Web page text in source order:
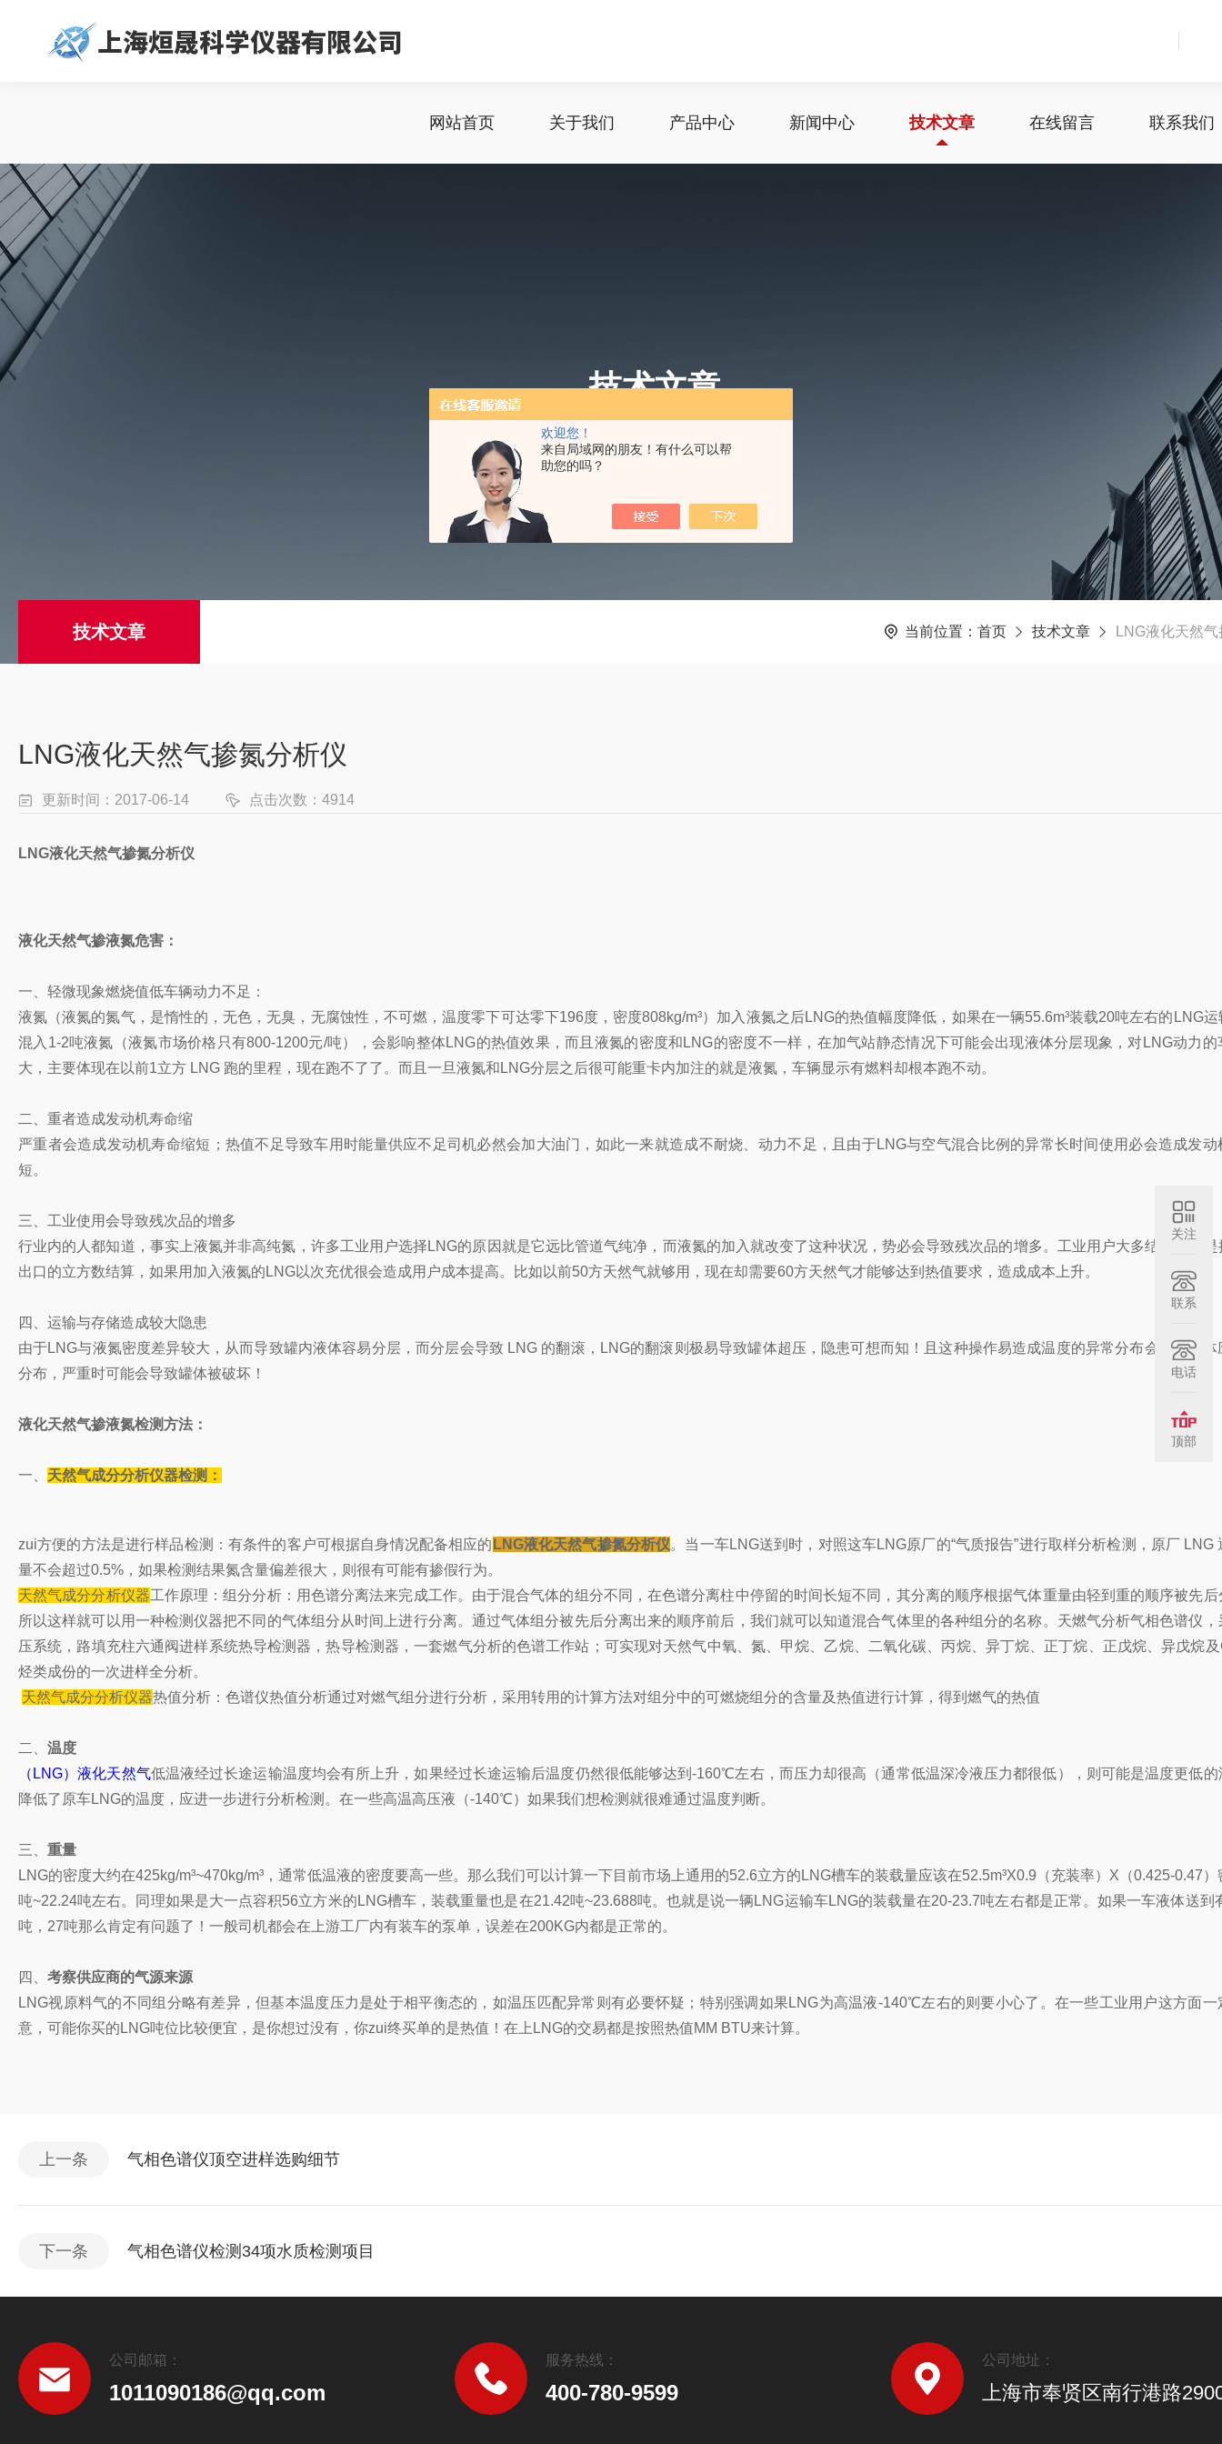
欢迎您！
来自局域网的朋友！有什么可以帮
助您的吗？
网站首页 关于我们 产品中心 新闻中心 技术文章 在线留言 联系我们
技术文章
TECHNICAL ARTICLES
技术文章 当前位置： 首页 技术文章 LNG液化天然
LNG液化天然气掺氮分析仪
更新时间：2017-06-14 点击次数：4914
LNG液化天然气掺氮分析仪
液化天然气掺液氮危害：
一、轻微现象燃烧值低车辆动力不足：
液氮（液氮的氮气，是惰性的，无色，无臭，无腐蚀性，不可燃，温度零下可达零下196度，密度808kg/m³）加入液氮之后LNG的热值幅度降低，如果在一辆55.6m³装载20吨左右的LNG
混入1-2吨液氮（液氮市场价格只有800-1200元/吨），会影响整体LNG的热值效果，而且液氮的密度和LNG的密度不一样，在加气站静态情况下可能会出现液体分层现象，对LNG动力的
大，主要体现在以前1立方 LNG 跑的里程，现在跑不了了。而且一旦液氮和LNG分层之后很可能重卡内加注的就是液氮，车辆显示有燃料却根本跑不动。
二、重者造成发动机寿命缩
严重者会造成发动机寿命缩短；热值不足导致车用时能量供应不足司机必然会加大油门，如此一来就造成不耐烧、动力不足，且由于LNG与空气混合比例的异常长时间使用必会造成发动
短。
三、工业使用会导致残次品的增多
行业内的人都知道，事实上液氮并非高纯氮，许多工业用户选择LNG的原因就是它远比管道气纯净，而液氮的加入就改变了这种状况，势必会导致残次品的增多。工业用户大多结算方式
出口的立方数结算，如果用加入液氮的LNG以次充优很会造成用户成本提高。比如以前50方天然气就够用，现在却需要60方天然气才能够达到热值要求，造成成本上升。
四、运输与存储造成较大隐患
由于LNG与液氮密度差异较大，从而导致罐内液体容易分层，而分层会导致 LNG 的翻滚，LNG的翻滚则极易导致罐体超压，隐患可想而知！且这种操作易造成温度的异常分布会导致罐体
分布，严重时可能会导致罐体被破坏！
液化天然气掺液氮检测方法：
一、 天然气成分分析仪器检测：
zui方便的方法是进行样品检测：有条件的客户可根据自身情况配备相应的 LNG液化天然气掺氮分析仪。当一车LNG送到时，对照这车LNG原厂的“气质报告”进行取样分析检测，原厂 LNG
量不会超过0.5%，如果检测结果氮含量偏差很大，则很有可能有掺假行为。
天然气成分分析仪器工作原理：组分分析：用色谱分离法来完成工作。由于混合气体的组分不同，在色谱分离柱中停留的时间长短不同，其分离的顺序根据气体重量由轻到重的顺序被先
所以这样就可以用一种检测仪器把不同的气体组分从时间上进行分离。通过气体组分被先后分离出来的顺序前后，我们就可以知道混合气体里的各种组分的名称。天燃气分析气相色谱仪
压系统，路填充柱六通阀进样系统热导检测器，热导检测器，一套燃气分析的色谱工作站；可实现对天然气中氧、氮、甲烷、乙烷、二氧化碳、丙烷、异丁烷、正丁烷、正戊烷、异戊烷
烃类成份的一次进样全分析。
天然气成分分析仪器热值分析：色谱仪热值分析通过对燃气组分进行分析，采用转用的计算方法对组分中的可燃烧组分的含量及热值进行计算，得到燃气的热值
二、 温度
（LNG）液化天然气低温液经过长途运输温度均会有所上升，如果经过长途运输后温度仍然很低能够达到-160℃左右，而压力却很高（通常低温深冷液压力都很低），则可能是温度更低的
降低了原车LNG的温度，应进一步进行分析检测。在一些高温高压液（-140℃）如果我们想检测就很难通过温度判断。
三、 重量
LNG的密度大约在425kg/m³~470kg/m³，通常低温液的密度要高一些。那么我们可以计算一下目前市场上通用的52.6立方的LNG槽车的装载量应该在52.5m³X0.9（充装率）X（0.425-0.47）
吨~22.24吨左右。同理如果是大一点容积56立方米的LNG槽车，装载重量也是在21.42吨~23.688吨。也就是说一辆LNG运输车LNG的装载量在20-23.7吨左右都是正常。如果一车液体送到
吨，27吨那么肯定有问题了！一般司机都会在上游工厂内有装车的泵单，误差在200KG内都是正常的。
四、 考察供应商的气源来源
LNG视原料气的不同组分略有差异，但基本温度压力是处于相平衡态的，如温压匹配异常则有必要怀疑；特别强调如果LNG为高温液-140℃左右的则要小心了。在一些工业用户这方面一
意，可能你买的LNG吨位比较便宜，是你想过没有，你zui终买单的是热值！在上LNG的交易都是按照热值MM BTU来计算。
上一条 气相色谱仪顶空进样选购细节
下一条 气相色谱仪检测34项水质检测项目
公司邮箱：
1011090186@qq.com
服务热线：
400-780-9599
公司地址：
上海市奉贤区南行港路
关注
联系
电话
顶部